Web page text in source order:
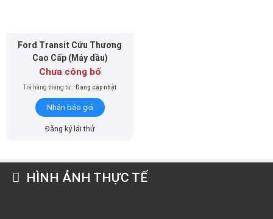
Ford Transit Cứu Thương
Cao Cấp (Máy dầu)
Chưa công bố
Trả hàng tháng từ: Đang cập nhật
Nhận báo giá
Đăng ký lái thử
HÌNH ẢNH THỰC TẾ